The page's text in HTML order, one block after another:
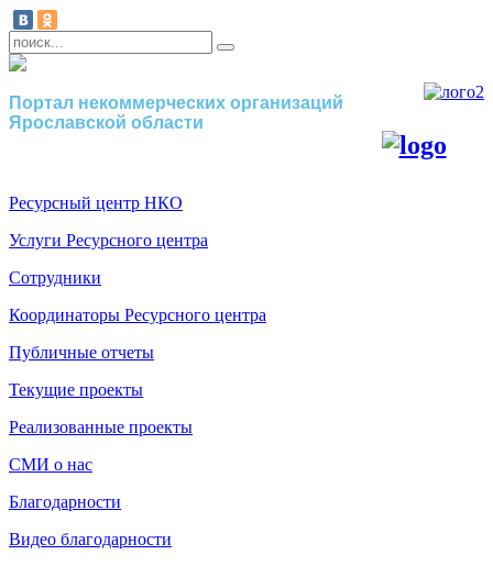
Портал некоммерческих организаций
Ярославской области
Ресурсный центр НКО
Услуги Ресурсного центра
Сотрудники
Координаторы Ресурсного центра
Публичные отчеты
Текущие проекты
Реализованные проекты
СМИ о нас
Благодарности
Видео благодарности